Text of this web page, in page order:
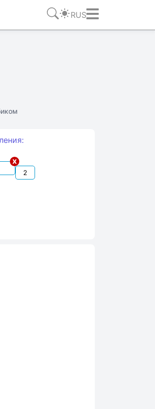
RUS
x